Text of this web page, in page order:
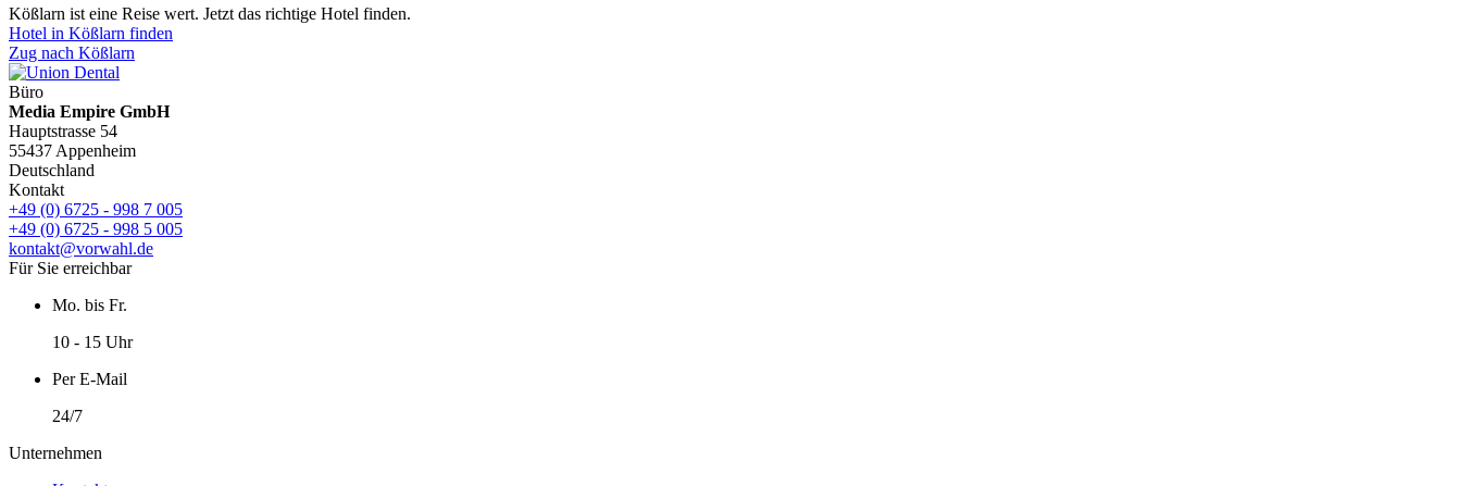
Kößlarn ist eine Reise wert. Jetzt das richtige Hotel finden.
Hotel in Kößlarn finden
Zug nach Kößlarn
Büro
Media Empire GmbH
Hauptstrasse 54
55437 Appenheim
Deutschland
Kontakt
+49 (0) 6725 - 998 7 005
+49 (0) 6725 - 998 5 005
kontakt@vorwahl.de
Für Sie erreichbar
Mo. bis Fr.
10 - 15 Uhr
Per E-Mail
24/7
Unternehmen